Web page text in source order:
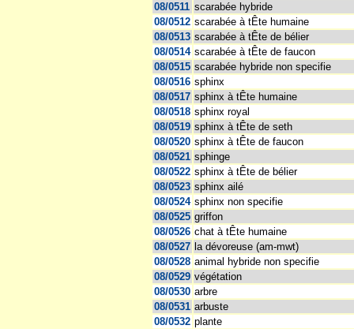
08/0511 scarabée hybride
08/0512 scarabée à tÊte humaine
08/0513 scarabée à tÊte de bélier
08/0514 scarabée à tÊte de faucon
08/0515 scarabée hybride non specifie
08/0516 sphinx
08/0517 sphinx à tÊte humaine
08/0518 sphinx royal
08/0519 sphinx à tÊte de seth
08/0520 sphinx à tÊte de faucon
08/0521 sphinge
08/0522 sphinx à tÊte de bélier
08/0523 sphinx ailé
08/0524 sphinx non specifie
08/0525 griffon
08/0526 chat à tÊte humaine
08/0527 la dévoreuse (am-mwt)
08/0528 animal hybride non specifie
08/0529 végétation
08/0530 arbre
08/0531 arbuste
08/0532 plante